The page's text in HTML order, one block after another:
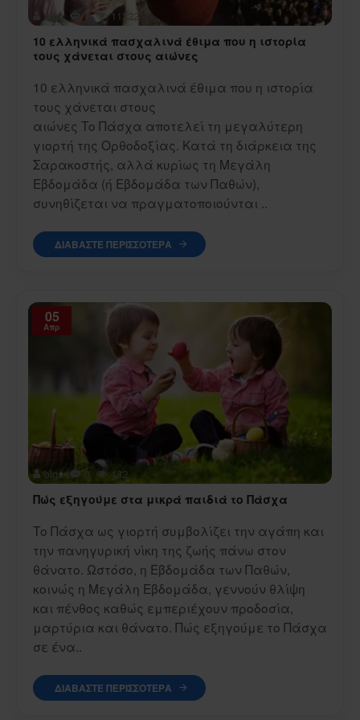
olga 11332
10 ελληνικά πασχαλινά έθιμα που η ιστορία
τους χάνεται στους αιώνες
10 ελληνικά πασχαλινά έθιμα που η ιστορία
τους χάνεται στους
αιώνες Το Πάσχα αποτελεί τη μεγαλύτερη
γιορτή της Ορθοδοξίας. Κατά τη διάρκεια της
Σαρακοστής, αλλά κυρίως τη Μεγάλη
Εβδομάδα (ή Εβδομάδα των Παθών),
συνηθίζεται να πραγματοποιούνται ..
ΔΙΑΒΆΣΤΕ ΠΕΡΙΣΣΌΤΕΡΑ
05
Απρ
olga 0 432
Πώς εξηγούμε στα μικρά παιδιά το Πάσχα
Το Πάσχα ως γιορτή συμβολίζει την αγάπη και
την πανηγυρική νίκη της ζωής πάνω στον
θάνατο. Ωστόσο, η Εβδομάδα των Παθών,
κοινώς η Μεγάλη Εβδομάδα, γεννούν θλίψη
και πένθος καθώς εμπεριέχουν προδοσία,
μαρτύρια και θάνατο. Πώς εξηγούμε το Πάσχα
σε ένα..
ΔΙΑΒΆΣΤΕ ΠΕΡΙΣΣΌΤΕΡΑ